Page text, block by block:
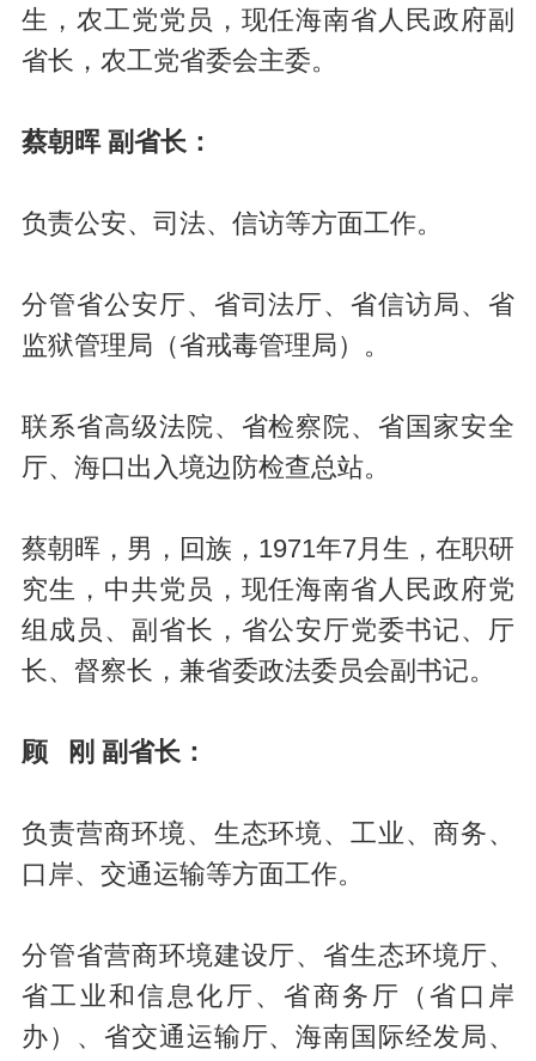
生，农工党党员，现任海南省人民政府副
省长，农工党省委会主委。
蔡朝晖 副省长：
负责公安、司法、信访等方面工作。
分管省公安厅、省司法厅、省信访局、省
监狱管理局（省戒毒管理局）。
联系省高级法院、省检察院、省国家安全
厅、海口出入境边防检查总站。
蔡朝晖，男，回族，1971年7月生，在职研
究生，中共党员，现任海南省人民政府党
组成员、副省长，省公安厅党委书记、厅
长、督察长，兼省委政法委员会副书记。
顾 刚 副省长：
负责营商环境、生态环境、工业、商务、
口岸、交通运输等方面工作。
分管省营商环境建设厅、省生态环境厅、
省工业和信息化厅、省商务厅（省口岸
办）、省交通运输厅、海南国际经发局、